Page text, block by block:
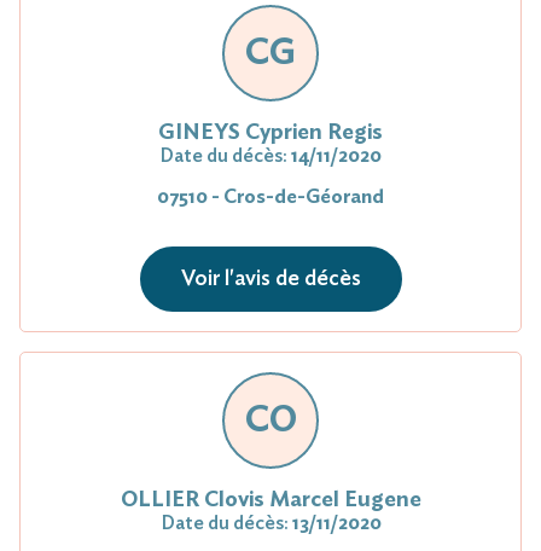
CG
GINEYS Cyprien Regis
Date du décès: 14/11/2020
07510 - Cros-de-Géorand
Voir l'avis de décès
CO
OLLIER Clovis Marcel Eugene
Date du décès: 13/11/2020